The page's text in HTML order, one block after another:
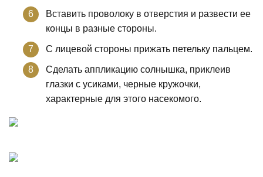
Вставить проволоку в отверстия и развести ее
концы в разные стороны.
С лицевой стороны прижать петельку пальцем.
Сделать аппликацию солнышка, приклеив
глазки с усиками, черные кружочки,
характерные для этого насекомого.